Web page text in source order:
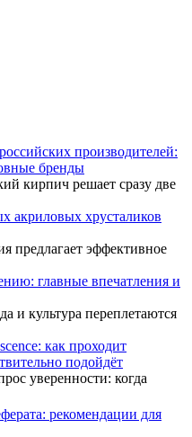
производителей:
бренды
кирпич решает сразу две
акриловых хрусталиков
предлагает эффективное
главные впечатления и
и культура переплетаются
как проходит
подойдёт
уверенности: когда
рекомендации для